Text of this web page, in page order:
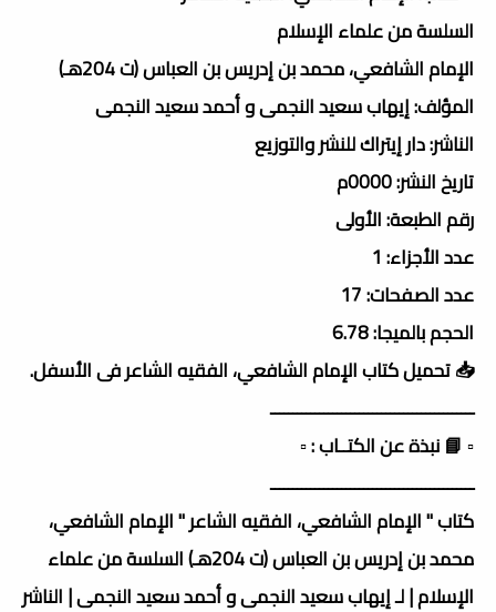
السلسة من علماء الإسلام
الإمام الشافعي، محمد بن إدريس بن العباس (ت 204هـ)
المؤلف: إيهاب سعيد النجمى و أحمد سعيد النجمى
الناشر: دار إيتراك للنشر والتوزيع
تاريخ النشر: 0000م
رقم الطبعة: الأولى
عدد الأجزاء: 1
عدد الصفحات: 17
الحجم بالميجا: 6.78
📥 تحميل كتاب الإمام الشافعي، الفقيه الشاعر فى الأسفل.
ــــــــــــــــــــــــــــــــــــــــــــــ
▫️ 📘 نبذة عن الكتــاب : ▫️
ــــــــــــــــــــــــــــــــــــــــــــــ
كتاب " الإمام الشافعي، الفقيه الشاعر " الإمام الشافعي،
محمد بن إدريس بن العباس (ت 204هـ) السلسة من علماء
الإسلام | لـ إيهاب سعيد النجمى و أحمد سعيد النجمى | الناشر